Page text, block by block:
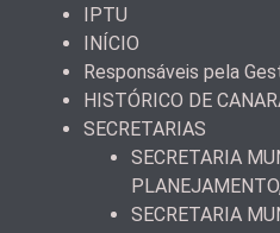
IPTU
INÍCIO
Responsáveis pela
HISTÓRICO DE
SECRETARIAS
SECRETARIA
SECRETARIA